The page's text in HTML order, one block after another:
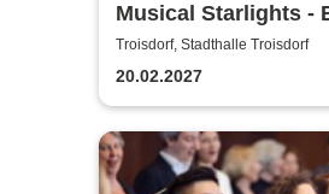
Musical Starlights -
Musicals
Troisdorf, Stadthalle Troisdorf
20.02.2027